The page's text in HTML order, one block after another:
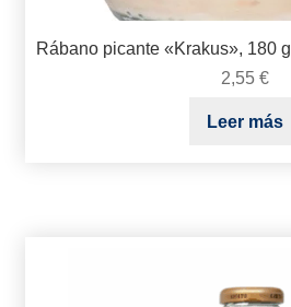
Rábano picante «Krakus», 180 g
2,55 €
Leer más